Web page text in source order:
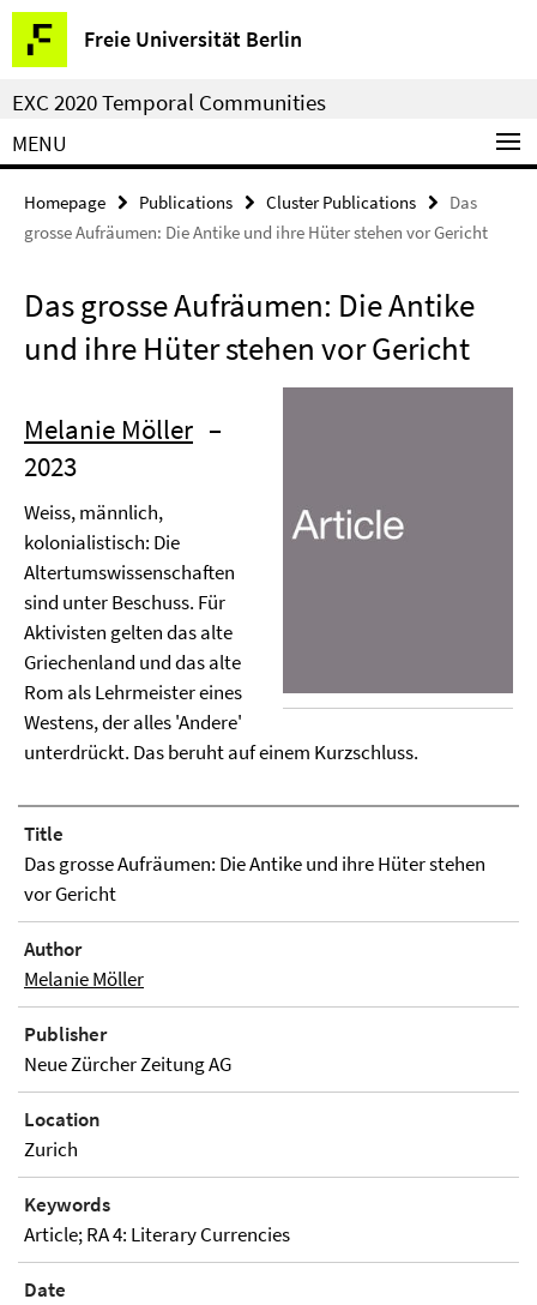
Springe
direkt
zu
Inhalt
Freie Universität Berlin
Service
Navigation
EXC 2020 Temporal Communities
MENU
Homepage Publications Cluster Publications
Das
grosse Aufräumen: Die Antike und ihre Hüter stehen vor Gericht
Das grosse Aufräumen: Die Antike
und ihre Hüter stehen vor Gericht
Melanie Möller –
2023
Weiss, männlich,
kolonialistisch: Die
Altertumswissenschaften
sind unter Beschuss. Für
Aktivisten gelten das alte
Griechenland und das alte
Rom als Lehrmeister eines
Westens, der alles 'Andere'
unterdrückt. Das beruht auf einem Kurzschluss.
Title
Das grosse Aufräumen: Die Antike und ihre Hüter stehen
vor Gericht
Author
Melanie Möller
Publisher
Neue Zürcher Zeitung AG
Location
Zurich
Keywords
Article; RA 4: Literary Currencies
Date